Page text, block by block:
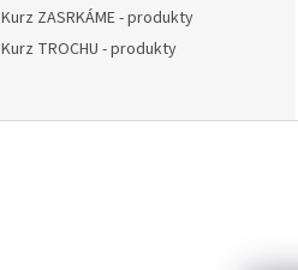
Kurz ZASRKÁME - produkty
Kurz TROCHU - produkty